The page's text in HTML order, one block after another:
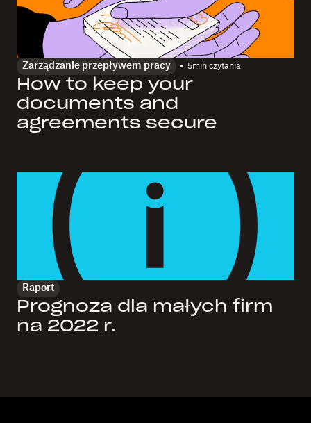
Zarządzanie przepływem pracy 5min czytania
How to keep your
documents and
agreements secure
Raport
Prognoza dla małych firm
na 2022 r.